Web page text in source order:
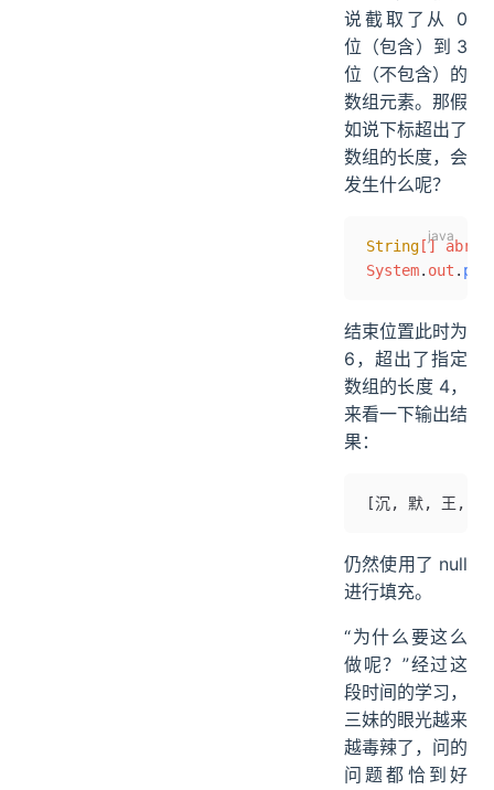
说截取了从 0
位（包含）到 3
位（不包含）的
数组元素。那假
如说下标超出了
数组的长度，会
发生什么呢？
String []
System. out .
结束位置此时为
6，超出了指定
数组的长度 4，
来看一下输出结
果：
[沉, 默, 王,
仍然使用了 null
进行填充。
“为什么要这么
做呢？”经过这
段时间的学习，
三妹的眼光越来
越毒辣了，问的
问题都恰到好